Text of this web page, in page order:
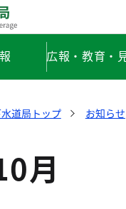
広報・教育・
道局トップ お知らせ
月